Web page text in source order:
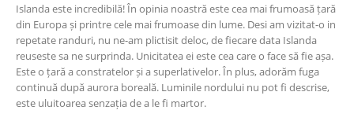
Islanda este incredibilă! În opinia noastră este cea mai frumoasă țară
din Europa și printre cele mai frumoase din lume. Desi am vizitat-o in
repetate randuri, nu ne-am plictisit deloc, de fiecare data Islanda
reuseste sa ne surprinda. Unicitatea ei este cea care o face să fie așa.
Este o țară a constratelor și a superlativelor. În plus, adorăm fuga
continuă după aurora boreală. Luminile nordului nu pot fi descrise,
este uluitoarea senzația de a le fi martor.